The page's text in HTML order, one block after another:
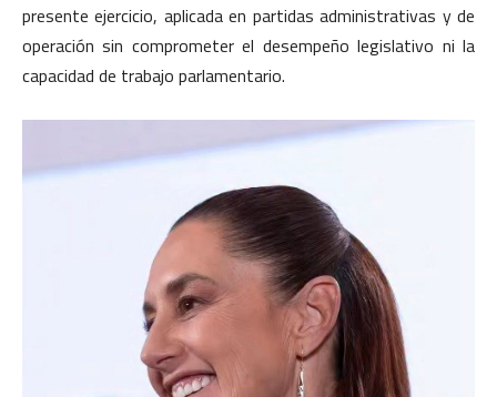
presente ejercicio, aplicada en partidas administrativas y de
operación sin comprometer el desempeño legislativo ni la
capacidad de trabajo parlamentario.